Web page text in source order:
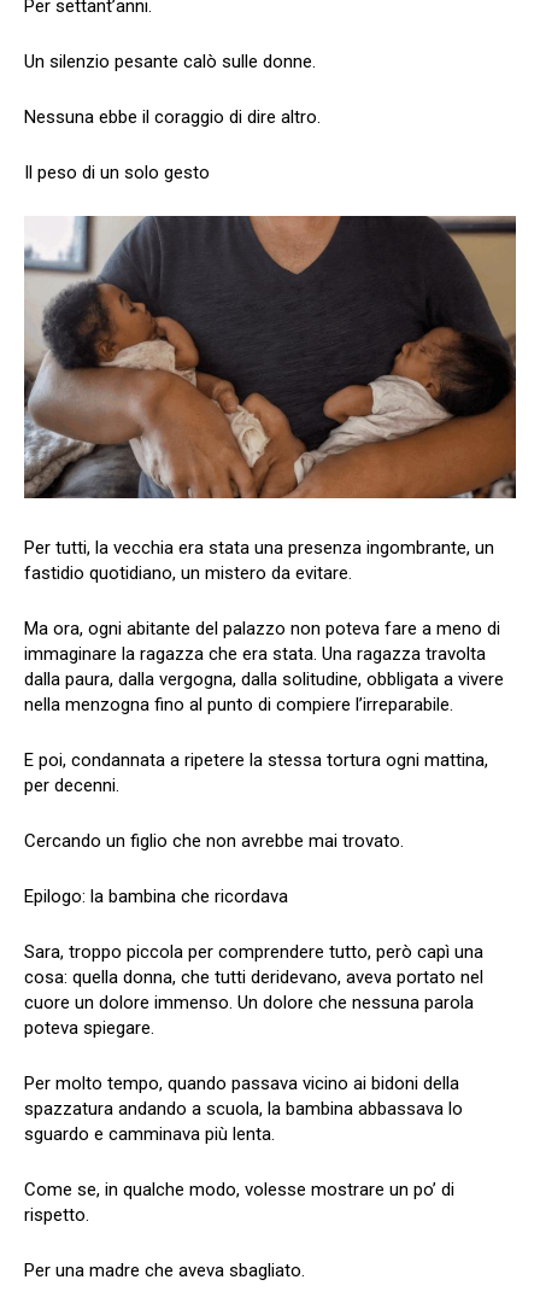
Per settant’anni.
Un silenzio pesante calò sulle donne.
Nessuna ebbe il coraggio di dire altro.
Il peso di un solo gesto
Per tutti, la vecchia era stata una presenza ingombrante, un
fastidio quotidiano, un mistero da evitare.
Ma ora, ogni abitante del palazzo non poteva fare a meno di
immaginare la ragazza che era stata. Una ragazza travolta
dalla paura, dalla vergogna, dalla solitudine, obbligata a vivere
nella menzogna fino al punto di compiere l’irreparabile.
E poi, condannata a ripetere la stessa tortura ogni mattina,
per decenni.
Cercando un figlio che non avrebbe mai trovato.
Epilogo: la bambina che ricordava
Sara, troppo piccola per comprendere tutto, però capì una
cosa: quella donna, che tutti deridevano, aveva portato nel
cuore un dolore immenso. Un dolore che nessuna parola
poteva spiegare.
Per molto tempo, quando passava vicino ai bidoni della
spazzatura andando a scuola, la bambina abbassava lo
sguardo e camminava più lenta.
Come se, in qualche modo, volesse mostrare un po’ di
rispetto.
Per una madre che aveva sbagliato.